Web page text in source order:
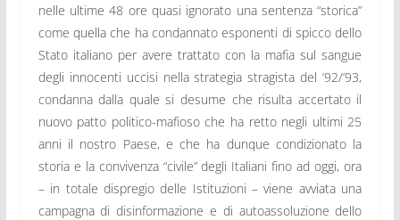
nelle ultime 48 ore quasi ignorato una sentenza “storica”
come quella che ha condannato esponenti di spicco dello
Stato italiano per avere trattato con la mafia sul sangue
degli innocenti uccisi nella strategia stragista del ’92/’93,
condanna dalla quale si desume che risulta accertato il
nuovo patto politico-mafioso che ha retto negli ultimi 25
anni il nostro Paese, e che ha dunque condizionato la
storia e la convivenza “civile” degli Italiani fino ad oggi, ora
– in totale dispregio delle Istituzioni – viene avviata una
campagna di disinformazione e di autoassoluzione dello